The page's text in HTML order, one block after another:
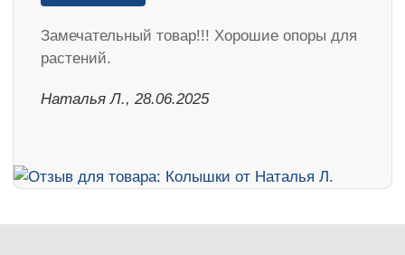
Замечательный товар!!! Хорошие опоры для
растений.
Наталья Л., 28.06.2025